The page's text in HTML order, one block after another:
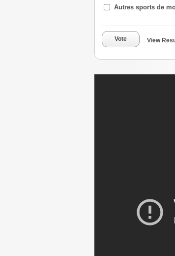
Autres sports de
Vote View